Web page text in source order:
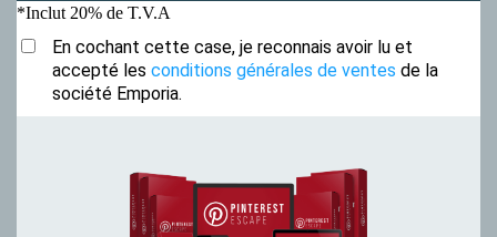
*Inclut 20% de T.V.A
En cochant cette case, je reconnais avoir lu et
accepté les conditions générales de ventes de la
société Emporia.